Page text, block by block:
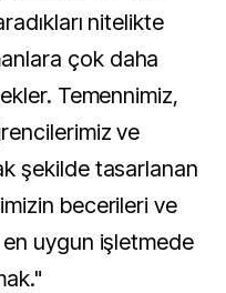
nitelikte
çok daha
Temennimiz,
ve
şekilde tasarlanan
becerileri ve
uygun işletmede